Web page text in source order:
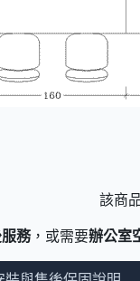
該商
務，或需要辦公室